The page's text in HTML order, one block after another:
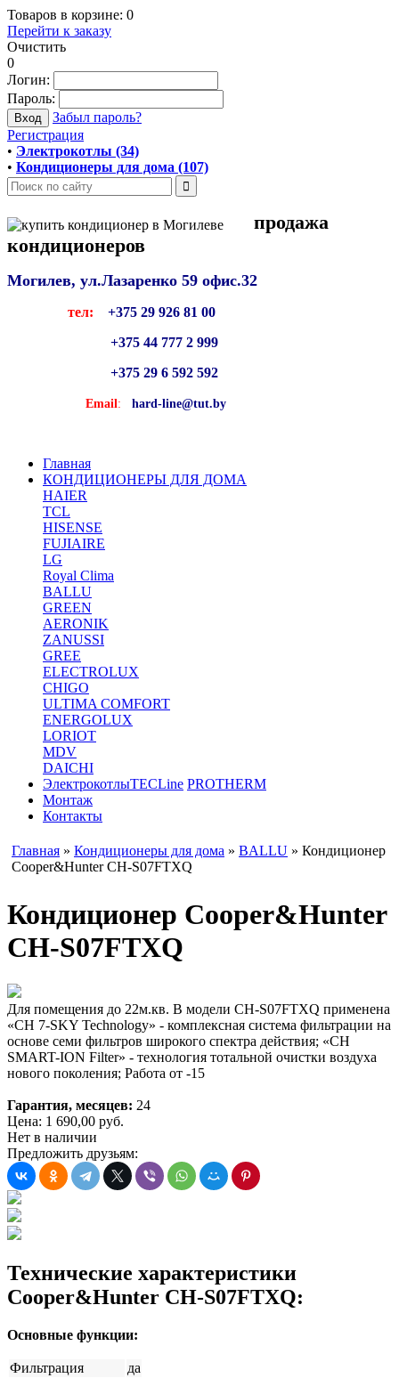
Товаров в корзине: 0
Перейти к заказу
Очистить
0
Логин:
Пароль:
Забыл пароль?
Регистрация
• Электрокотлы (34)
• Кондиционеры для дома (107)
продажа
кондиционеров
Могилев, ул.Лазаренко 59 офис.32
тел: +375 29 926 81 00
+375 44 777 2 999
+375 29 6 592 592
Email: hard-line@tut.by
Главная
КОНДИЦИОНЕРЫ ДЛЯ ДОМА
HAIER
TCL
HISENSE
FUJIAIRE
LG
Royal Clima
BALLU
GREEN
AERONIK
ZANUSSI
GREE
ELECTROLUX
CHIGO
ULTIMA COMFORT
ENERGOLUX
LORIOT
MDV
DAICHI
ЭлектрокотлыTECLine PROTHERM
Монтаж
Контакты
Главная » Кондиционеры для дома » BALLU » Кондиционер
Cooper&Hunter CH-S07FTXQ
Кондиционер Cooper&Hunter
CH-S07FTXQ
Для помещения до 22м.кв. В модели CH-S07FTXQ применена
«CH 7-SKY Technology» - комплексная система фильтрации на
основе семи фильтров широкого спектра действия; «CH
SMART-ION Filter» - технология тотальной очистки воздуха
нового поколения; Работа от -15
Гарантия, месяцев: 24
Цена: 1 690,00 руб.
Нет в наличии
Предложить друзьям:
Технические характеристики
Cooper&Hunter CH-S07FTXQ:
Основные функции:
Фильтрация
да